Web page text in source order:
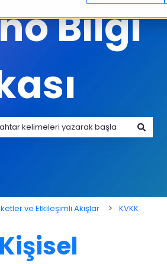
Bilgi
ve Etkileşimli Akışlar KVKK